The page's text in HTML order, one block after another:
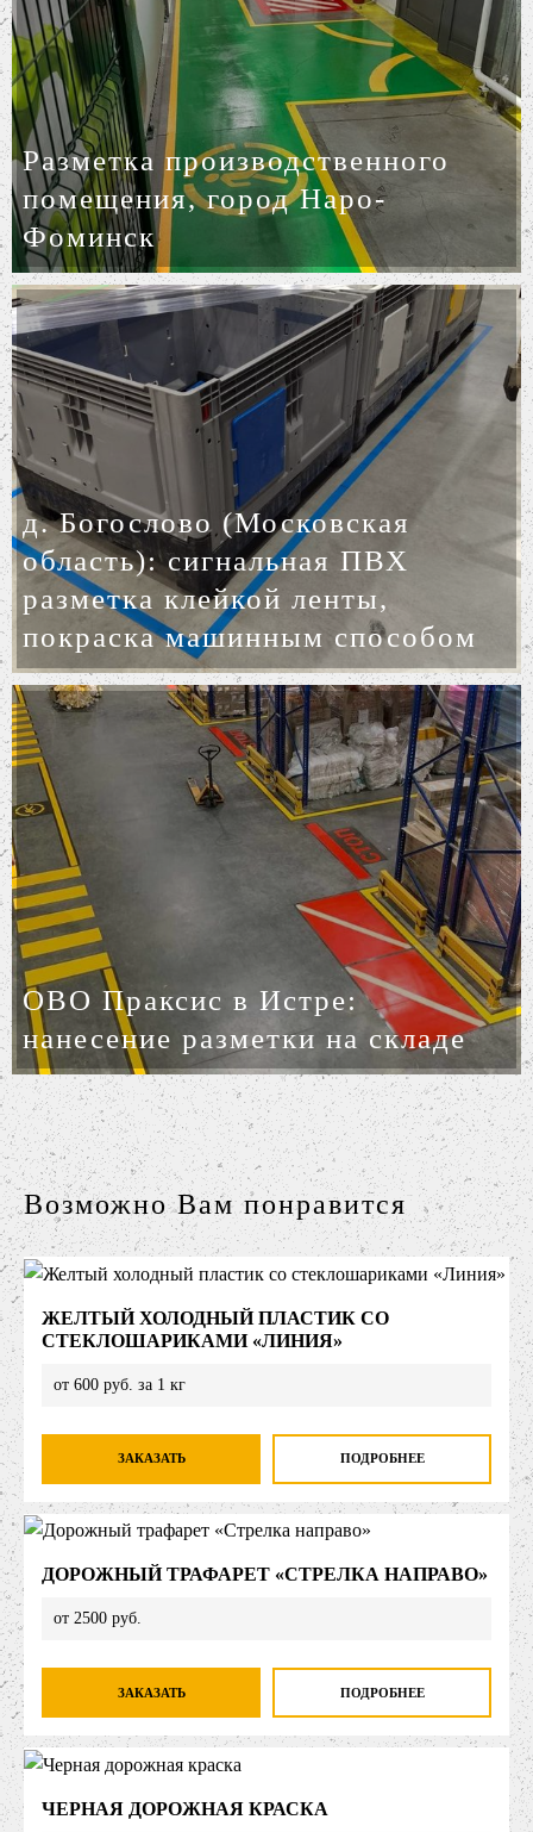
Разметка производственного
помещения, город Наро-
Фоминск
д. Богослово (Московская
область): сигнальная ПВХ
разметка клейкой ленты,
покраска машинным способом
ОВО Праксис в Истре:
нанесение разметки на складе
Возможно Вам понравится
ЖЕЛТЫЙ ХОЛОДНЫЙ ПЛАСТИК СО
СТЕКЛОШАРИКАМИ «ЛИНИЯ»
от 600 руб. за 1 кг
ЗАКАЗАТЬ ПОДРОБНЕЕ
ДОРОЖНЫЙ ТРАФАРЕТ «СТРЕЛКА НАПРАВО»
от 2500 руб.
ЗАКАЗАТЬ ПОДРОБНЕЕ
ЧЕРНАЯ ДОРОЖНАЯ КРАСКА